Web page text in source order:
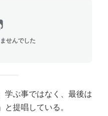
せんでした
学ぶ事ではなく、最後は
と提唱している。